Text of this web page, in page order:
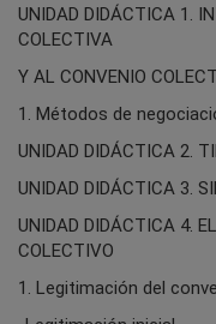
UNIDAD DIDÁCTICA 1.
COLECTIVA
Y AL CONVENIO
1. Métodos de
UNIDAD DIDÁCTICA 2.
UNIDAD DIDÁCTICA 3.
UNIDAD DIDÁCTICA 4.
COLECTIVO
1. Legitimación del